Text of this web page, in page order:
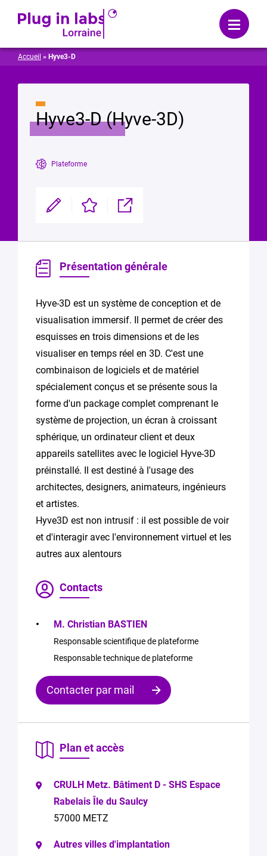
Se connecter
Menu
Accueil » Hyve3-D
Hyve3-D (Hyve-3D)
Plateforme
Modifier Enregistrer Partager
Présentation générale
Hyve-3D est un système de conception et de
visualisation immersif. Il permet de créer des
esquisses en trois dimensions et de les
visualiser en temps réel en 3D. C'est une
combinaison de logiciels et de matériel
spécialement conçus et se présente sous la
forme d'un package complet comprenant le
système de projection, un écran à croissant
sphérique, un ordinateur client et deux
appareils satellites avec le logiciel Hyve-3D
préinstallé. Il est destiné à l'usage des
architectes, designers, animateurs, ingénieurs
et artistes.
Hyve3D est non intrusif : il est possible de voir
et d'interagir avec l'environnement virtuel et les
autres aux alentours
Contacts
M. Christian BASTIEN
Responsable scientifique de plateforme
Responsable technique de plateforme
Contacter par mail
le
êtes
*
e-
Plan et accès
CRULH Metz. Bâtiment D - SHS Espace
Rabelais Île du Saulcy
57000 METZ
Autres villes d'implantation